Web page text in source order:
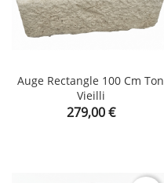
Auge Rectangle 100 Cm Ton
Vieilli
Prix
279,00 €